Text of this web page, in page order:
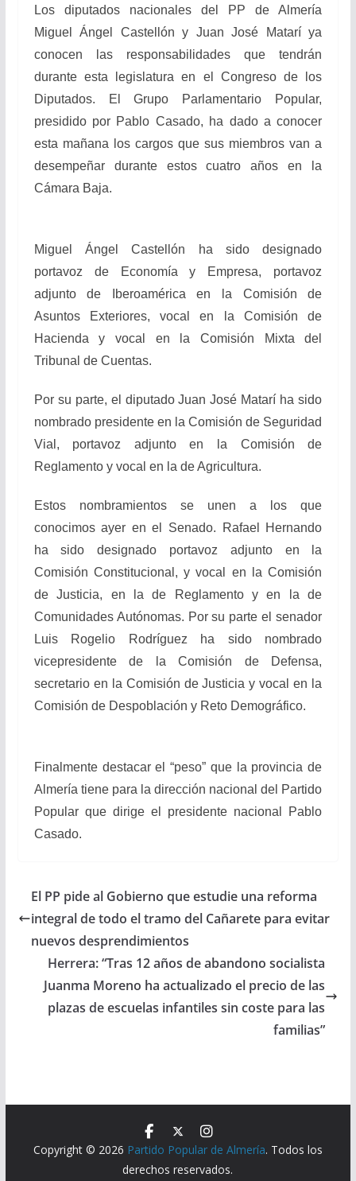
Los diputados nacionales del PP de Almería
Miguel Ángel Castellón y Juan José Matarí ya
conocen las responsabilidades que tendrán
durante esta legislatura en el Congreso de los
Diputados. El Grupo Parlamentario Popular,
presidido por Pablo Casado, ha dado a conocer
esta mañana los cargos que sus miembros van a
desempeñar durante estos cuatro años en la
Cámara Baja.
Miguel Ángel Castellón ha sido designado
portavoz de Economía y Empresa, portavoz
adjunto de Iberoamérica en la Comisión de
Asuntos Exteriores, vocal en la Comisión de
Hacienda y vocal en la Comisión Mixta del
Tribunal de Cuentas.
Por su parte, el diputado Juan José Matarí ha sido
nombrado presidente en la Comisión de Seguridad
Vial, portavoz adjunto en la Comisión de
Reglamento y vocal en la de Agricultura.
Estos nombramientos se unen a los que
conocimos ayer en el Senado. Rafael Hernando
ha sido designado portavoz adjunto en la
Comisión Constitucional, y vocal en la Comisión
de Justicia, en la de Reglamento y en la de
Comunidades Autónomas. Por su parte el senador
Luis Rogelio Rodríguez ha sido nombrado
vicepresidente de la Comisión de Defensa,
secretario en la Comisión de Justicia y vocal en la
Comisión de Despoblación y Reto Demográfico.
Finalmente destacar el “peso” que la provincia de
Almería tiene para la dirección nacional del Partido
Popular que dirige el presidente nacional Pablo
Casado.
El PP pide al Gobierno que estudie una reforma
integral de todo el tramo del Cañarete para evitar
nuevos desprendimientos
Herrera: “Tras 12 años de abandono socialista
Juanma Moreno ha actualizado el precio de las
plazas de escuelas infantiles sin coste para las
familias”
Copyright © 2026 Partido Popular de Almería. Todos los
derechos reservados.